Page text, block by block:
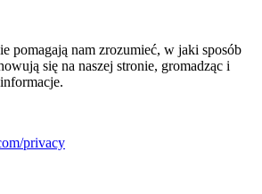
pomagają nam zrozumieć, w jaki sposób
się na naszej stronie, gromadząc i
privacy